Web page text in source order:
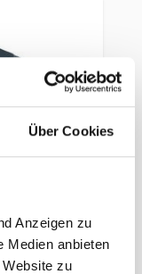
Über Cookies
Anzeigen zu
Medien anbieten
zu